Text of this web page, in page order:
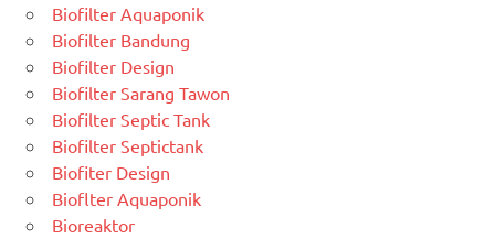
Biofilter Aquaponik
Biofilter Bandung
Biofilter Design
Biofilter Sarang Tawon
Biofilter Septic Tank
Biofilter Septictank
Biofiter Design
Bioflter Aquaponik
Bioreaktor